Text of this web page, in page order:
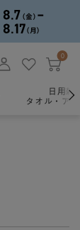
0
日用雑
タオル・ア